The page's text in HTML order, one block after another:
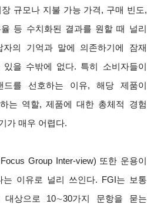
규모나 지불 가능 가격, 구매 빈도,
등 수치화된 결과를 원할 때 널리
자의 기억과 말에 의존하기에 잠재
을 수밖에 없다. 특히 소비자들이
드를 선호하는 이유, 해당 제품이
는 역할, 제품에 대한 총체적 경험
가 매우 어렵다.
Group Inter-view) 또한 운용이
는 이유로 널리 쓰인다. FGI는 보통
대상으로 10∼30가지 문항을 묻는